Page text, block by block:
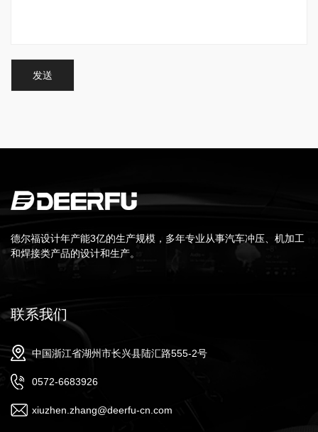
德尔福设计年产能3亿的生产规模，多年专业从事汽车冲压、机加工
和焊接类产品的设计和生产。
联系我们
中国浙江省湖州市长兴县陆汇路555-2号
0572-6683926
xiuzhen.zhang@deerfu-cn.com